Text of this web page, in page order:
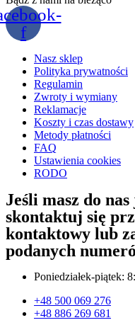
f
Nasz sklep
Polityka prywatności
Regulamin
Zwroty i wymiany
Reklamacje
Koszty i czas dostawy
Metody płatności
FAQ
Ustawienia cookies
RODO
Jeśli masz do
skontaktuj się
kontaktowy lub
podanych
Poniedziałek-piątek:
+48 500 069 276
+48 886 269 681